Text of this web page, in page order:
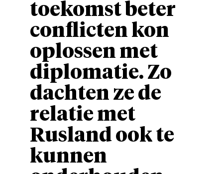
toekomst beter
conflicten kon
oplossen met
diplomatie. Zo
dachten ze de
relatie met
Rusland ook te
kunnen